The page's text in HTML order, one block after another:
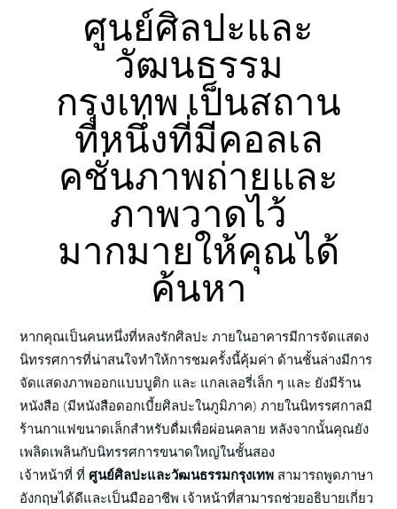
ศูนย์ศิลปะและ
วัฒนธรรม
กรุงเทพ เป็นสถาน
ที่หนึ่งที่มีคอลเล
คชั่นภาพถ่ายและ
ภาพวาดไว้
มากมายให้คุณได้
ค้นหา
หากคุณเป็นคนหนึ่งที่หลงรักศิลปะ ภายในอาคารมีการจัดแสดง
นิทรรศการที่น่าสนใจทำให้การชมครั้งนี้คุ้มค่า ด้านชั้นล่างมีการ
จัดแสดงภาพออกแบบบูติก และ แกลเลอรี่เล็ก ๆ และ ยังมีร้าน
หนังสือ (มีหนังสือดอกเบี้ยศิลปะในภูมิภาค) ภายในนิทรรศกาลมี
ร้านกาแฟขนาดเล็กสำหรับดื่มเพื่อผ่อนคลาย หลังจากนั้นคุณยัง
เพลิดเพลินกับนิทรรศการขนาดใหญ่ในชั้นสอง
เจ้าหน้าที่ ที่ศูนย์ศิลปะและวัฒนธรรมกรุงเทพ สามารถพูดภาษา
อังกฤษได้ดีและเป็นมืออาชีพ เจ้าหน้าที่สามารถช่วยอธิบายเกี่ยว